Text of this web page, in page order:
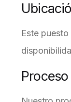
Este